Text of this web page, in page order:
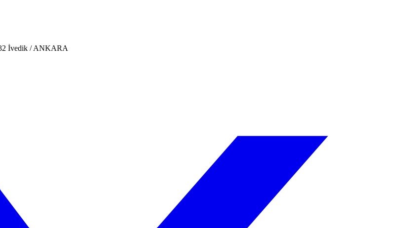
İvedik / ANKARA